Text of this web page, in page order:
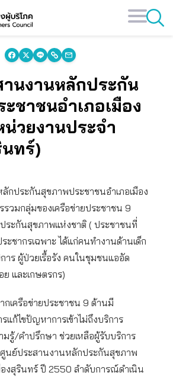
นงานหลักประกัน
ชาชนอำเภอเมือง
วยงานประจำ
ทร์)
กประกันสุขภาพประชาชนอำเภอเมือง
รวมกลุ่มของเครือข่ายประชาชน 9
ระกันสุขภาพแห่งชาติ ( ประชาชนที่
ะชากรเฉพาะ ได้แก่คนทำงานด้านเด็ก
าร ผู้ป่วยเรื้อรัง คนในชุมชนแออัด
และเกษตรกร)
ากเครือข่ายประชาชน 9 ด้านมี
แก้ไขปัญหาการเข้าไม่ถึงบริการ
รู้/คำปรึกษา ช่วยเหลือผู้รับบริการ
ศูนย์ประสานงานหลักประกันสุขภาพ
องสุรินทร์ ปี 2550 ลำดับการณ์ดำเนิน